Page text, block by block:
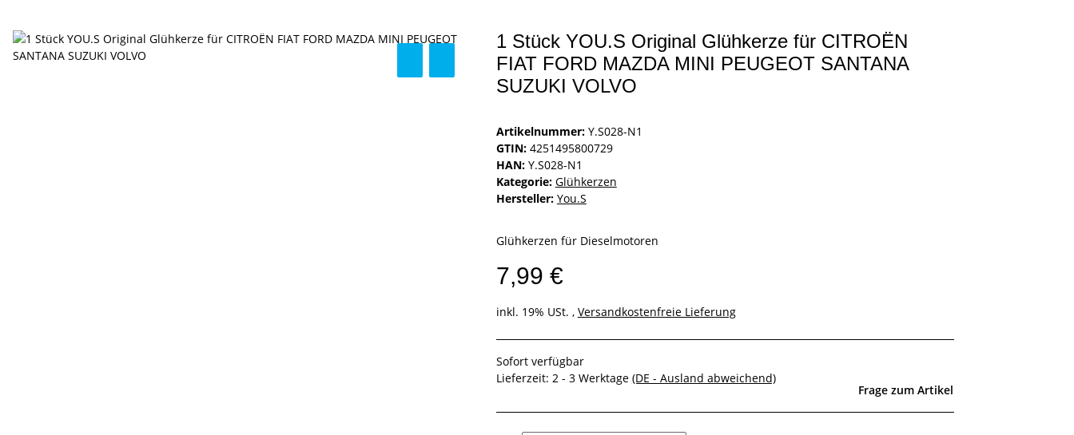
1 Stück YOU.S Original Glühkerze für CITROËN
FIAT FORD MAZDA MINI PEUGEOT SANTANA
SUZUKI VOLVO
Artikelnummer: Y.S028-N1
GTIN: 4251495800729
HAN: Y.S028-N1
Kategorie: Glühkerzen
Hersteller: You.S
Glühkerzen für Dieselmotoren
7,99 €
inkl. 19% USt. , Versandkostenfreie Lieferung
Sofort verfügbar
Lieferzeit: 2 - 3 Werktage (DE - Ausland abweichend)
Frage zum Artikel